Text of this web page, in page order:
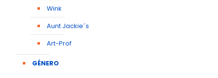
Wink
Aunt Jackie´s
Art-Prof
GÉNERO